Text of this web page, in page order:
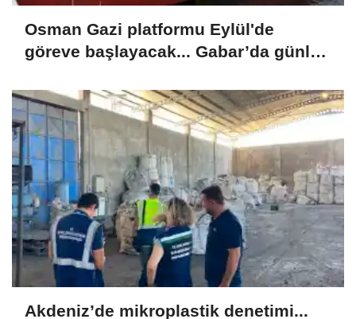
Osman Gazi platformu Eylül'de
göreve başlayacak... Gabar’da günlük
Akdeniz’de mikroplastik denetimi...